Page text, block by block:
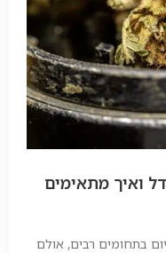
ואיך מתאימים
בתחומים רבים, אולם